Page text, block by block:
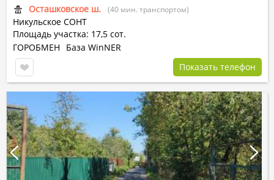
Осташковское ш. (40 мин. транспортом)
Никульское СОНТ
Площадь участка: 17,5 сот.
ГОРОБМЕН
База WinNER
Показать телефон